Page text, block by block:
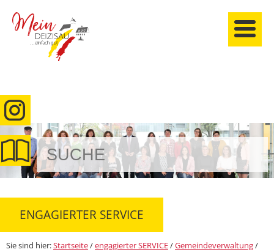
anmelden
ENGAGIERTER SERVICE
Sie sind hier:Startseite/engagierter SERVICE/Gemeindeverwaltung/